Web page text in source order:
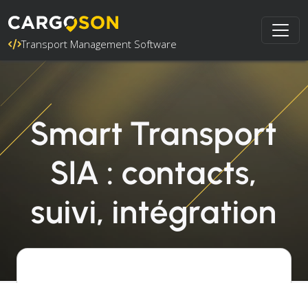
Transport Management Software
Smart Transport
SIA : contacts,
suivi, intégration